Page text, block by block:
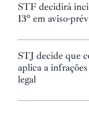
STF decidirá
13º em aviso-
STJ decide que
aplica a
legal